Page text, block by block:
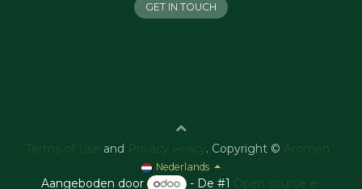
GET IN TOUCH
Terms of Use and Privacy Policy . Copyright © Aromen
Nederlands
Aangeboden door - De #1 Open source e-